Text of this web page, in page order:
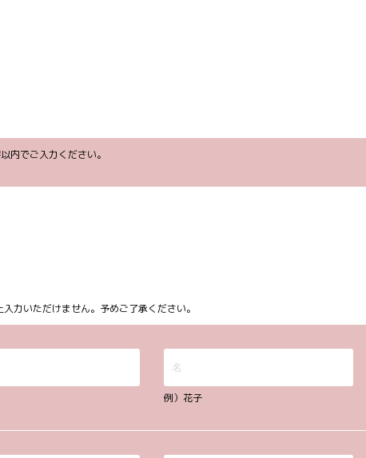
内でご入力ください。
力いただけません。予めご了承ください。
例）花子